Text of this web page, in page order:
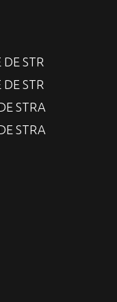
STR
STR
STRA
STRA